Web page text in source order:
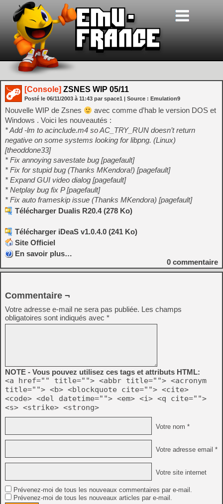
[Console] ZSNES WIP 05/11
Posté le 06/11/2003 à 11:43 par space1 | Source : Emulation9
Nouvelle WIP de Zsnes
avec comme d’hab le version DOS et
Windows . Voici les nouveautés :
* Add -lm to acinclude.m4 so AC_TRY_RUN doesn’t return
negative on some systems looking for libpng. (Linux)
[theoddone33]
* Fix annoying savestate bug [pagefault]
* Fix for stupid bug (Thanks MKendora!) [pagefault]
* Expand GUI video dialog [pagefault]
* Netplay bug fix P [pagefault]
* Fix auto frameskip issue (Thanks MKendora) [pagefault]
Télécharger Dualis R20.4 (278 Ko)
Télécharger iDeaS v1.0.4.0 (241 Ko)
Site Officiel
En savoir plus…
0 commentaire
Commentaire ¬
Votre adresse e-mail ne sera pas publiée. Les champs
obligatoires sont indiqués avec *
NOTE - Vous pouvez utilisez ces tags et attributs HTML:
<a href="" title=""> <abbr title=""> <acronym
title=""> <b> <blockquote cite=""> <cite>
<code> <del datetime=""> <em> <i> <q cite="">
<s> <strike> <strong>
Votre nom *
Votre adresse email *
Votre site internet
Prévenez-moi de tous les nouveaux commentaires par e-mail.
Prévenez-moi de tous les nouveaux articles par e-mail.